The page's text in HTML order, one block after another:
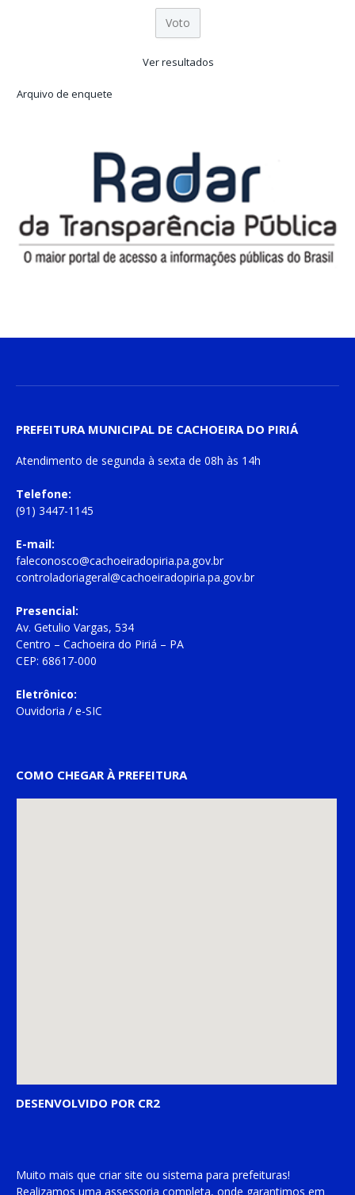
Ver resultados
Arquivo de enquete
PREFEITURA MUNICIPAL DE CACHOEIRA DO PIRIÁ
Atendimento de segunda à sexta de 08h às 14h
Telefone:
(91) 3447-1145
E-mail:
faleconosco@cachoeiradopiria.pa.gov.br
controladoriageral@cachoeiradopiria.pa.gov.br
Presencial:
Av. Getulio Vargas, 534
Centro – Cachoeira do Piriá – PA
CEP: 68617-000
Eletrônico:
Ouvidoria / e-SIC
COMO CHEGAR À PREFEITURA
DESENVOLVIDO POR CR2
Muito mais que criar site ou sistema para prefeituras!
Realizamos uma assessoria completa, onde garantimos em